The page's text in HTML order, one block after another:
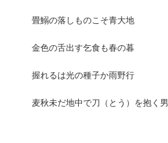
畳鰯の落しものこそ青大地
金色の舌出す乞食も春の暮
握れるは光の種子か雨野行
麦秋未だ地中で刀（とう）を抱く男